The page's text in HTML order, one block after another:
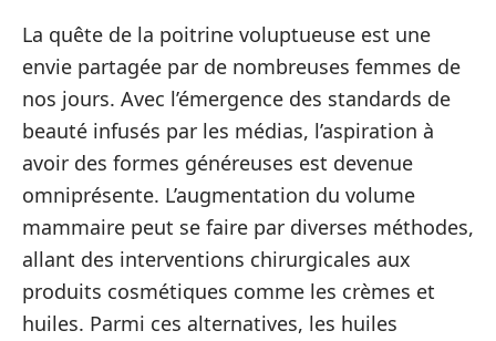
La quête de la poitrine voluptueuse est une
envie partagée par de nombreuses femmes de
nos jours. Avec l’émergence des standards de
beauté infusés par les médias, l’aspiration à
avoir des formes généreuses est devenue
omniprésente. L’augmentation du volume
mammaire peut se faire par diverses méthodes,
allant des interventions chirurgicales aux
produits cosmétiques comme les crèmes et
huiles. Parmi ces alternatives, les huiles